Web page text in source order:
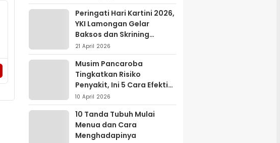
Peringati Hari Kartini 2026,
YKI Lamongan Gelar
Baksos dan Skrining
Kanker Serviks
21 April 2026
Musim Pancaroba
Tingkatkan Risiko
Penyakit, Ini 5 Cara Efektif
Menjaga Kesehatan
10 April 2026
10 Tanda Tubuh Mulai
Menua dan Cara
Menghadapinya